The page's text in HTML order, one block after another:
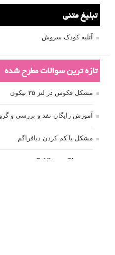
تبلیغ متنی
آتلیه کودک سروش
تازه ترین سوالات مطرح شده
مشکل فکوس در لنز ۳۵ نیکون
آموزش رایگان نقد و بررسی و
مشکل با کم کردن دیافراگم
Fujifilm or Olympus